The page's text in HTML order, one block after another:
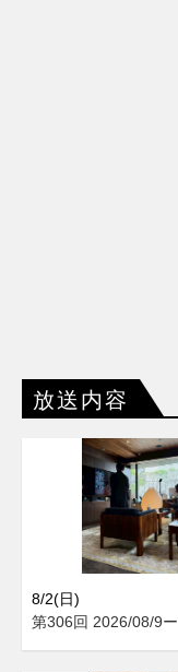
放送内容
8/2(日)
第306回 2026/08/9ー